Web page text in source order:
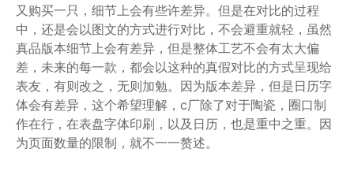
又购买一只，细节上会有些许差异。但是在对比的过程
中，还是会以图文的方式进行对比，不会避重就轻，虽然
真品版本细节上会有差异，但是整体工艺不会有太大偏
差，未来的每一款，都会以这种的真假对比的方式呈现给
表友，有则改之，无则加勉。因为版本差异，但是日历字
体会有差异，这个希望理解，c厂除了对于陶瓷，圈口制
作在行，在表盘字体印刷，以及日历，也是重中之重。因
为页面数量的限制，就不一一赘述。